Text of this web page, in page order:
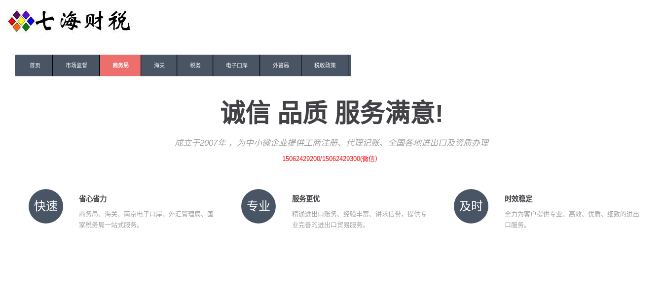
首页 市场监督 商务局 海关 税务 电子口岸 外管局 税收政策
诚信 品质 服务满意!
成立于2007年 ，为中小微企业提供工商注册、代理记账、 全国各地进出口及资质办理
15062429200/15062429300(微信）
快速
省心省力
商务局、海关、南京电子口岸、外汇管理局、国
家税务局一站式服务。
专业
服务更优
精通进出口账务、经验丰富、讲求信誉，提供专
业完善的进出口贸易服务。
及时
时效稳定
全力为客户提供专业、高效、优质、细致的进出
口服务。